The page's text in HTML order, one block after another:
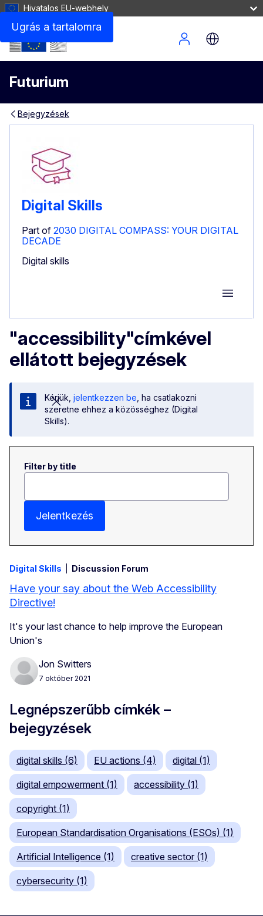
Ugrás a tartalomra
Hivatalos EU-webhely
Futurium
Site Menu
Bejegyzések
Digital Skills
Part of 2030 DIGITAL COMPASS: YOUR DIGITAL
DECADE
Digital skills
Group
"accessibility"címkével
ellátott bejegyzések
Kérjük, jelentkezzen be , ha csatlakozni
szeretne ehhez a közösséghez (Digital
Skills).
Filter by title
Jelentkezés
Digital Skills Discussion Forum
Have your say about the Web Accessibility
Directive!
It's your last chance to help improve the European
Union's
Jon Switters
7 október 2021
Legnépszerűbb címkék –
bejegyzések
digital skills (6) EU actions (4) digital (1)
digital empowerment (1) accessibility (1)
copyright (1)
European Standardisation Organisations (ESOs) (1)
Artificial Intelligence (1) creative sector (1)
cybersecurity (1)